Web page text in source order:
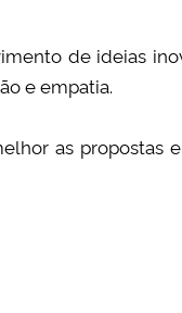
de ideias
e empatia.
as propostas